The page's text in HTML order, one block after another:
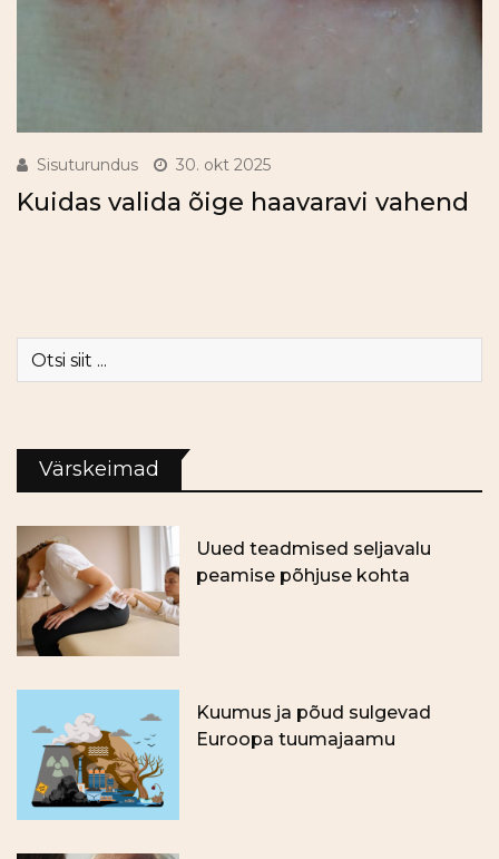
Sisuturundus 30. okt 2025
Kuidas valida õige haavaravi vahend
Värskeimad
Uued teadmised seljavalu
peamise põhjuse kohta
Kuumus ja põud sulgevad
Euroopa tuumajaamu